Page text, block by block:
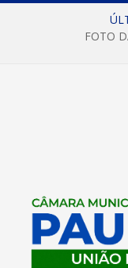
FOTO